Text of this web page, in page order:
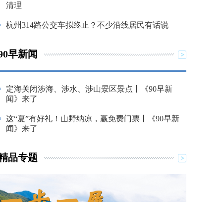
清理
杭州314路公交车拟终止？不少沿线居民有话说
早新闻
定海关闭涉海、涉水、涉山景区景点丨《90早新
闻》来了
这“夏”有好礼！山野纳凉，赢免费门票丨《90早新
闻》来了
品专题